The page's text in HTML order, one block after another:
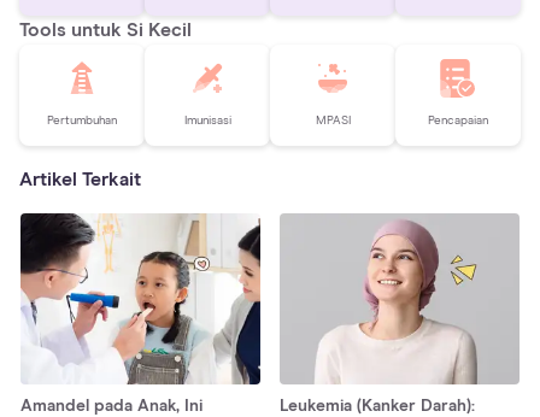
Tools untuk Si Kecil
Pertumbuhan Imunisasi MPASI Pencapaian
Artikel Terkait
Amandel pada Anak, Ini
Leukemia (Kanker Darah):